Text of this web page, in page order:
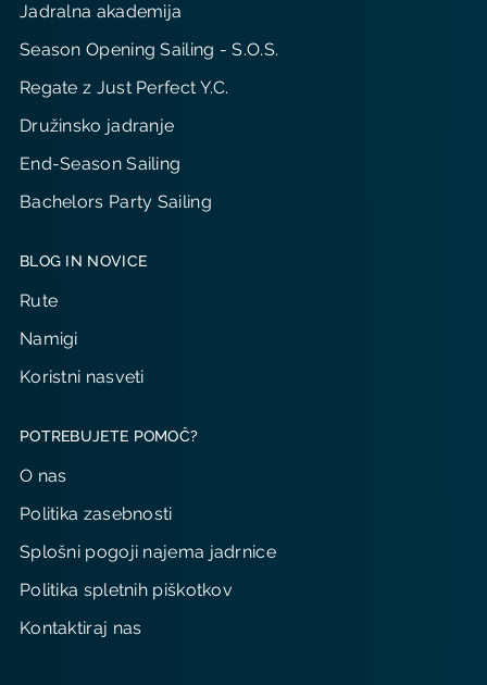
Jadralna akademija
Season Opening Sailing - S.O.S.
Regate z Just Perfect Y.C.
Družinsko jadranje
End-Season Sailing
Bachelors Party Sailing
BLOG IN NOVICE
Rute
Namigi
Koristni nasveti
POTREBUJETE POMOČ?
O nas
Politika zasebnosti
Splošni pogoji najema jadrnice
Politika spletnih piškotkov
Kontaktiraj nas